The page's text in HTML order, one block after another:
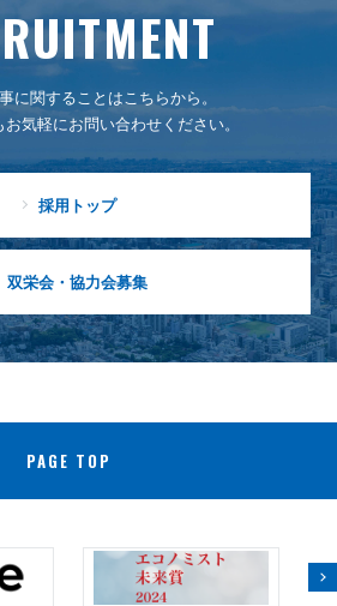
に関することはこちらから。
気軽にお問い合わせください。
採用トップ
双栄会・協力会募集
PAGE TOP